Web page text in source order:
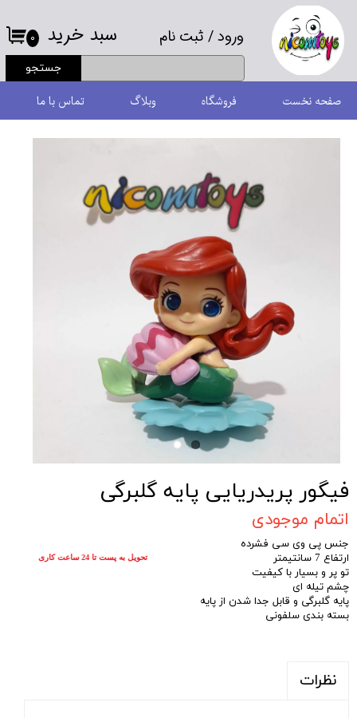
ورود/ ثبت نام
حساب کاربری من
تغییر گذر واژه
سفارشات
جستجو
۰ سبد خرید
صفحه نخست فروشگاه وبلاگ تماس با ما
فیگور پریدریایی پایه گلبرگی
اتمام موجودی
جنس پی وی سی فشرده
ارتفاع 7 سانتیمتر
تو پر و بسیار با کیفیت
چشم تیله ای
پایه گلبرگی و قابل جدا شدن از پایه
بسته بندی سلفونی
نظرات
تحویل به پست تا 24 ساعت کاری